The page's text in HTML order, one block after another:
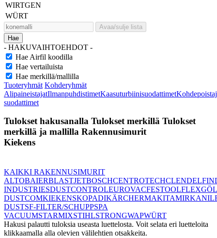
WIRTGEN
WÜRT
Avaa/sulje lista
Hae
- HAKUVAIHTOEHDOT -
Hae Airfil koodilla
Hae vertailuista
Hae merkillä/mallilla
Tuoteryhmät Kohderyhmät
AlipaineistajatIlmanpuhdistimetKaasuturbiinisuodattimet
suodattimet
Tulokset hakusanalla Tulokset merkillä Tulokset
merkillä ja mallilla Rakennusimurit
Kiekens
KAIKKI RAKENNUSIMURIT
ALTOBAIERBLASTJETBOSCHCENTROTECHCLENDELFIN
INDUSTRIESDUSTCONTROLEUROVACFESTOOLFLEX
DUSTCOMKIEKENSKOPADIKÄRCHERMAKITAMIRKA
DUSTSF-FILTER/SCHUPPSPA
VACUUMSTARMIXSTIHLSTRONGWAPWÜRT
Hakusi palautti tuloksia useasta luettelosta. Voit selata eri luetteloita
klikkaamalla alla olevien välilehtien otsakkeita.